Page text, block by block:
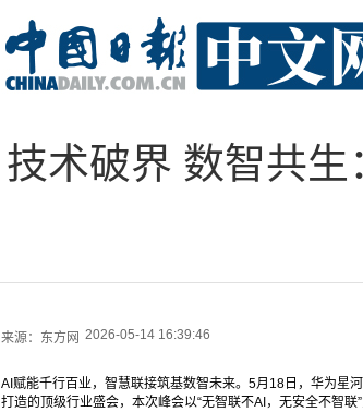
技术破界 数智共生
来源： 东方网 2026-05-14 16:39:46
AI赋能千行百业，智慧联接筑基数智未来。5月18日，华为星
打造的顶级行业盛会，本次峰会以“无智联不AI，无安全不智